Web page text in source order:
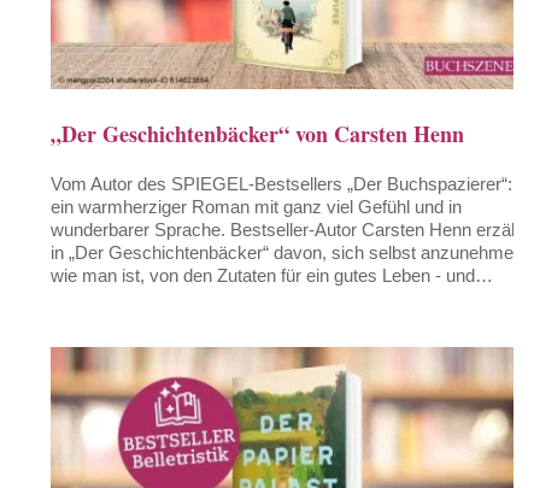
„Der Geschichtenbäcker“ von Carsten Henn
Vom Autor des SPIEGEL-Bestsellers „Der Buchspazierer“:
ein warmherziger Roman mit ganz viel Gefühl und in
wunderbarer Sprache. Bestseller-Autor Carsten Henn erzählt
in „Der Geschichtenbäcker“ davon, sich selbst anzunehmen,
wie man ist, von den Zutaten für ein gutes Leben - und…